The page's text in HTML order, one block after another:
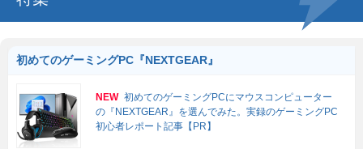
初めてのゲーミングPC『NEXTGEAR』
NEW 初めてのゲーミングPCにマウスコンピューター
の『NEXTGEAR』を選んでみた。実録のゲーミングPC
初心者レポート記事【PR】